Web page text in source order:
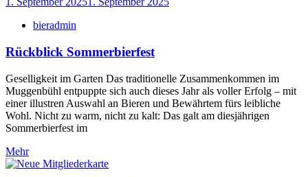
bieradmin
Rückblick Sommerbierfest
Geselligkeit im Garten Das traditionelle Zusammenkommen im
Muggenbühl entpuppte sich auch dieses Jahr als voller Erfolg – mit
einer illustren Auswahl an Bieren und Bewährtem fürs leibliche
Wohl. Nicht zu warm, nicht zu kalt: Das galt am diesjährigen
Sommerbierfest im
Mehr